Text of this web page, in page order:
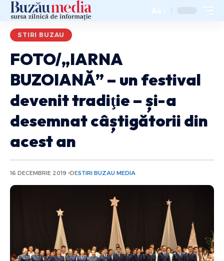
Aa
STIRI BUZAU
FOTO/„IARNA
BUZOIANĂ” – un festival
devenit tradiţie – și-a
desemnat câștigătorii din
acest an
16 DECEMBRIE 2019 DESTIRI BUZAU MEDIA